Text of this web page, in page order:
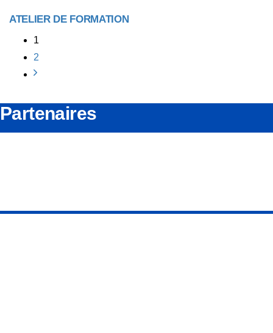
ATELIER DE FORMATION
1
2
Partenaires